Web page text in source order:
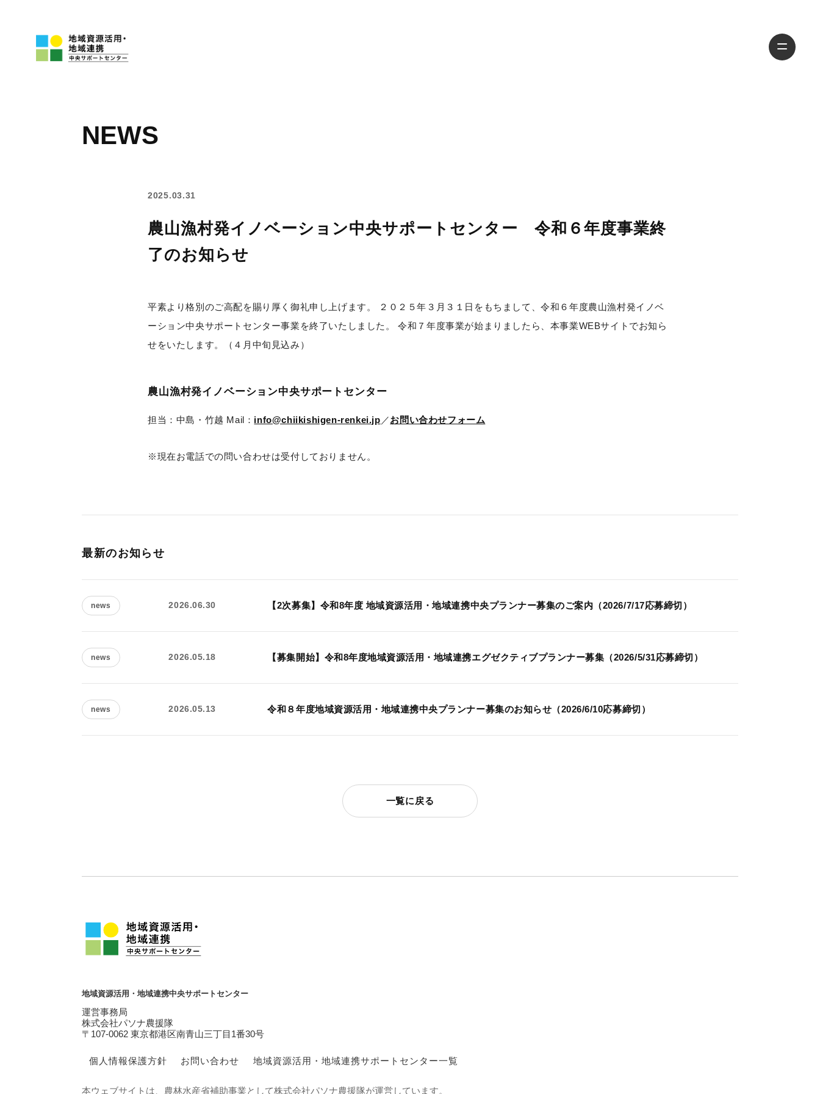
NEWS
2025.03.31
農山漁村発イノベーション中央サポートセンター 令和６年度事業終
了のお知らせ
平素より格別のご高配を賜り厚く御礼申し上げます。 ２０２５年３月３１日をもちまして、令和６年度農山漁村発イノベ
ーション中央サポートセンター事業を終了いたしました。 令和７年度事業が始まりましたら、本事業WEBサイトでお知ら
せをいたします。（４月中旬見込み）
農山漁村発イノベーション中央サポートセンター
担当：中島・竹越 Mail： info@chiikishigen-renkei.jp ／お問い合わせフォーム
※現在お電話での問い合わせは受付しておりません。
最新のお知らせ
news 2026.06.30 【2次募集】令和8年度 地域資源活用・地域連携中央プランナー募集のご案内（2026/7/17応募締切）
news 2026.05.18 【募集開始】令和8年度地域資源活用・地域連携エグゼクティブプランナー募集（2026/5/31応募締切）
news 2026.05.13 令和８年度地域資源活用・地域連携中央プランナー募集のお知らせ（2026/6/10応募締切）
一覧に戻る
地域資源活用・地域連携中央サポートセンター
運営事務局
株式会社パソナ農援隊
〒107-0062 東京都港区南青山三丁目1番30号
個人情報保護方針 お問い合わせ 地域資源活用・地域連携サポートセンター一覧
本ウェブサイトは、農林水産省補助事業として株式会社パソナ農援隊が運営しています。